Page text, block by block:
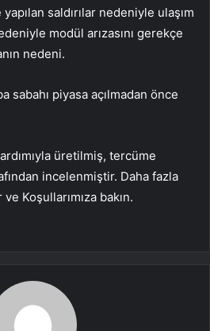
saldırılar nedeniyle ulaşım
modül arızasını gerekçe
nedeni.
sabahı piyasa açılmadan önce
üretilmiş, tercüme
incelenmiştir. Daha fazla
Koşullarımıza bakın.